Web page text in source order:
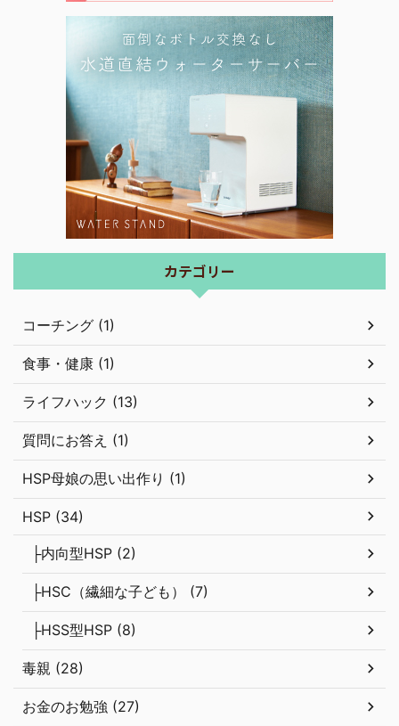
カテゴリー
コーチング (1)
食事・健康 (1)
ライフハック (13)
質問にお答え (1)
HSP母娘の思い出作り (1)
HSP (34)
├内向型HSP (2)
├HSC（繊細な子ども） (7)
├HSS型HSP (8)
毒親 (28)
お金のお勉強 (27)